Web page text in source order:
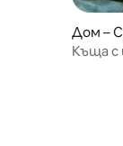
Дом –
Къща с